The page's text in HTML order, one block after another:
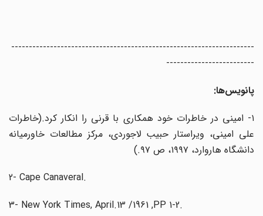
---------------------------------------------------------------------
-------------------------
پانویس‌ها:
۱- امینی در خاطرات خود همکاری با قرنی را انکار کرد.(خاطرات
علی امینی، ویراستار حبیب لاجوردی، مرکز مطالعات خاورمیانه
دانشگاه هاروارد، ۱۹۹۷، ص ۹۷.)
2- Cape Canaveral.
3- New York Times, April.13 /1961 ,PP 1-2.